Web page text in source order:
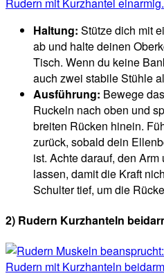
Haltung: Stütze dich mit
ab und halte deinen
Tisch. Wenn du keine
auch zwei stabile Stühle
Ausführung: Bewege
Ruckeln nach oben und
breiten Rücken hinein.
zurück, sobald dein
ist. Achte darauf, den
lassen, damit die Kraft
Schulter tief, um die
2) Rudern Kurzhanteln